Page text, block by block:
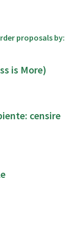
proposals by:
is More)
censire